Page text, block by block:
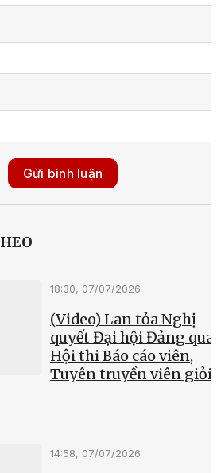
Gửi bình luận
18:30, 07/07/2026
(Video) Lan tỏa Nghị
quyết Đại hội Đảng qua
Hội thi Báo cáo viên,
Tuyên truyền viên giỏi
14:58, 07/07/2026